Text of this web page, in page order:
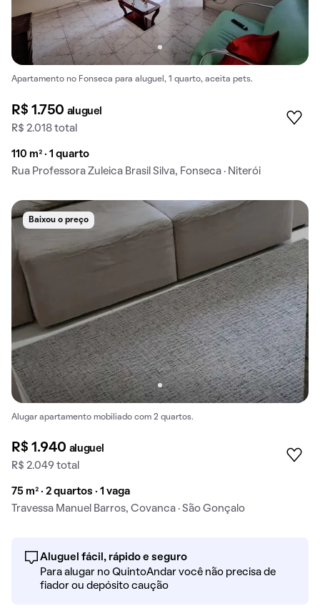
Apartamento no Fonseca para aluguel, 1 quarto, aceita pets.
R$ 1.750 aluguel
R$ 2.018 total
110 m² · 1 quarto
Rua Professora Zuleica Brasil Silva, Fonseca · Niterói
Baixou o preço
Alugar apartamento mobiliado com 2 quartos.
R$ 1.940 aluguel
R$ 2.049 total
75 m² · 2 quartos · 1 vaga
Travessa Manuel Barros, Covanca · São Gonçalo
Aluguel fácil, rápido e seguro
Para alugar no QuintoAndar você não precisa de
fiador ou depósito caução